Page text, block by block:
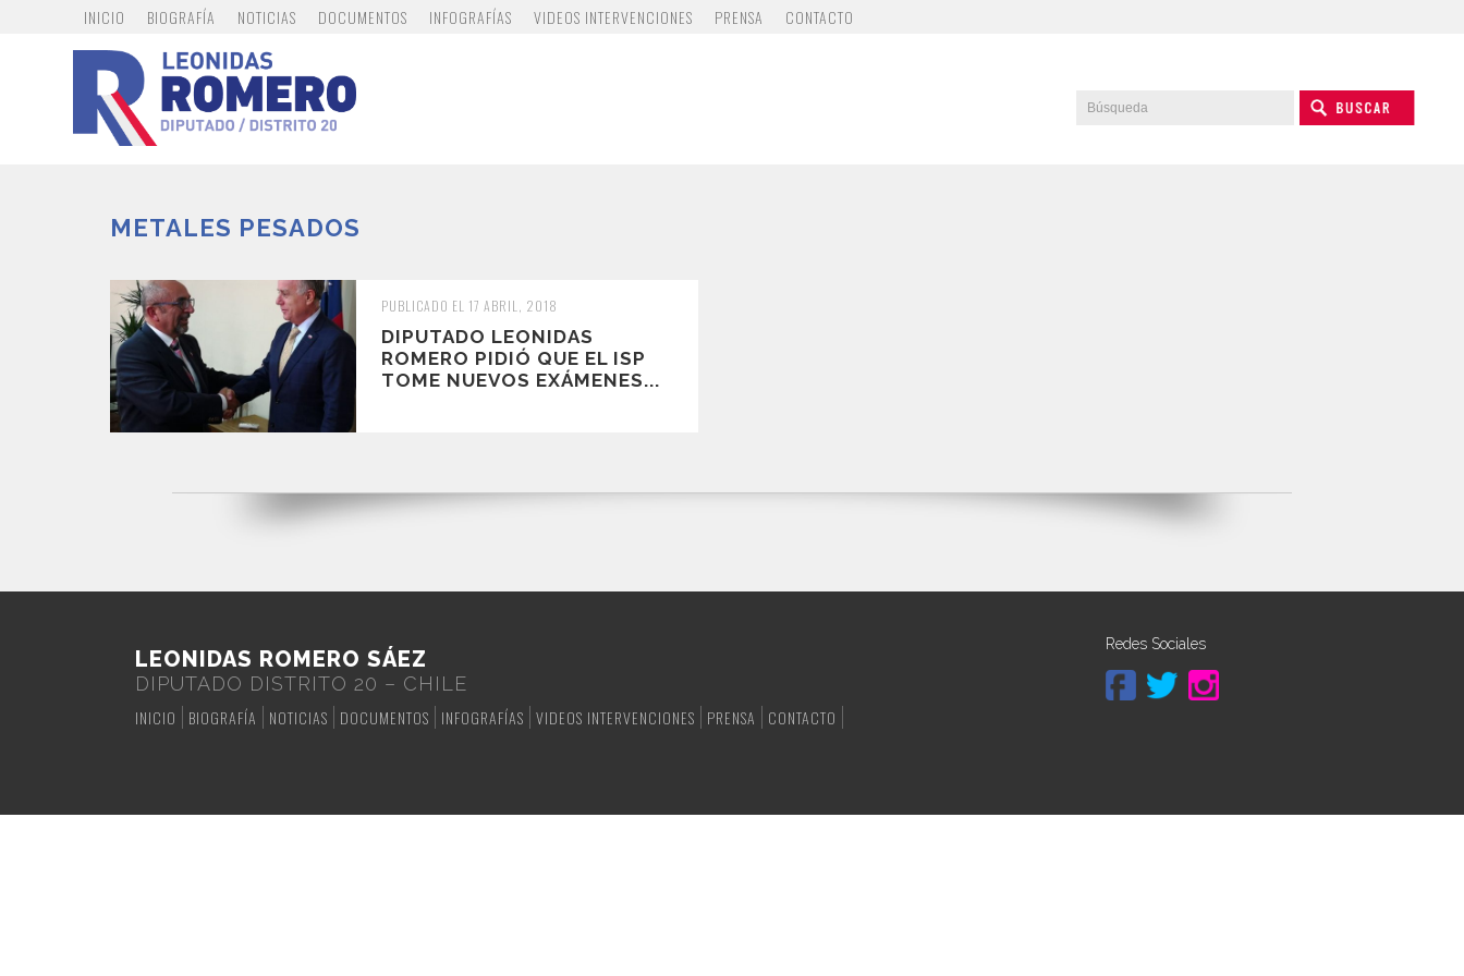
INICIO BIOGRAFÍA NOTICIAS DOCUMENTOS INFOGRAFÍAS VIDEOS INTERVENCIONES PRENSA CONTACTO
METALES PESADOS
PUBLICADO EL 17 ABRIL, 2018
DIPUTADO LEONIDAS
ROMERO PIDIÓ QUE EL ISP
TOME NUEVOS EXÁMENES...
LEONIDAS ROMERO SÁEZ
DIPUTADO DISTRITO 20 – CHILE
INICIO
BIOGRAFÍA NOTICIAS DOCUMENTOS INFOGRAFÍAS VIDEOS INTERVENCIONES PRENSA CONTACTO
Redes Sociales